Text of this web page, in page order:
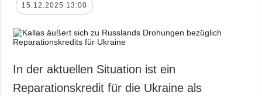
15.12.2025 13:00
In der aktuellen Situation ist ein
Reparationskredit für die Ukraine als